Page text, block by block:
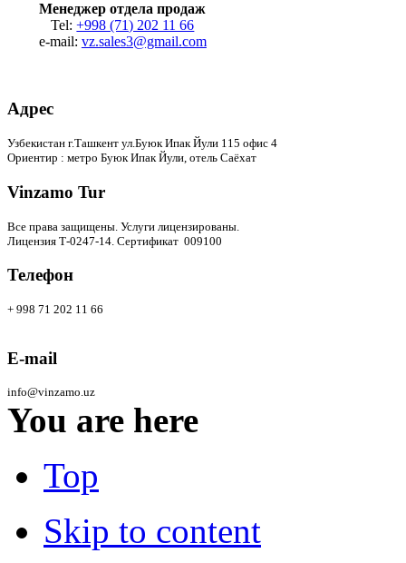
Менеджер отдела продаж
Tel:+998 (71) 202 11 66
e-mail: vz.sales3@gmail.com
Адрес
Узбекистан г.Ташкент ул.Буюк Ипак Йули 115 офис 4
Ориентир : метро Буюк Ипак Йули, отель Саёхат
Vinzamo Tur
Все права защищены. Услуги лицензированы.
Лицензия Т-0247-14. Сертификат 009100
Телефон
+ 998 71 202 11 66
E-mail
info@vinzamo.uz
You are here
Top
Skip to content